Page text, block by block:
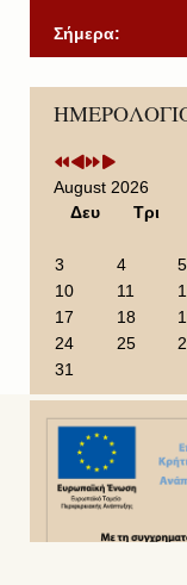
Σήμερα:
P
r
v
i
s
e
a
r
P
r
v
i
o
o
t
h
N
e
t
Y
e
N
e
t
M
August 2026
Δευ
Τρι
3
4 5
10
11
17
18
24
25
31